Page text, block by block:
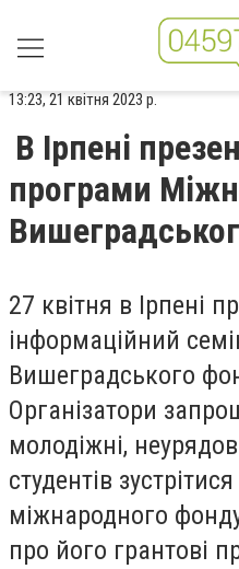
13:23, 21 квітня 2023 р.
В Ірпені
програми
27 квітня в Ірпені
інформаційний
Вишеградського
Організатори
молодіжні,
студентів
міжнародного
про його грантові